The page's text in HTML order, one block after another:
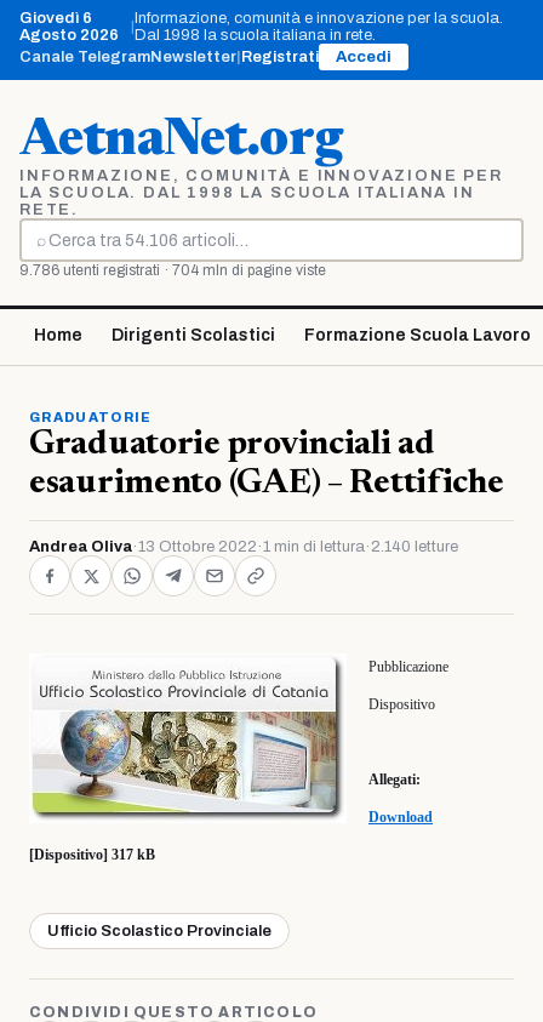
Vai
contenuto
Giovedì 6
Agosto 2026
Informazione, comunità e innovazione per la scuola.
Dal 1998 la scuola italiana in rete.
Canale TelegramNewsletter Registrati Accedi
AetnaNet.org
INFORMAZIONE, COMUNITÀ E INNOVAZIONE PER
LA SCUOLA. DAL 1998 LA SCUOLA ITALIANA IN
RETE.
⌕
Cerca
9.786 utenti registrati · 704 mln di pagine viste
Home Dirigenti Scolastici Formazione Scuola Lavoro
GRADUATORIE
Graduatorie provinciali ad
esaurimento (GAE) – Rettifiche
Andrea Oliva·13 Ottobre 2022 ·1 min di lettura· 2.140 letture
Pubblicazione
Dispositivo
Allegati:
Download
[Dispositivo] 317 kB
Ufficio Scolastico Provinciale
CONDIVIDI QUESTO ARTICOLO